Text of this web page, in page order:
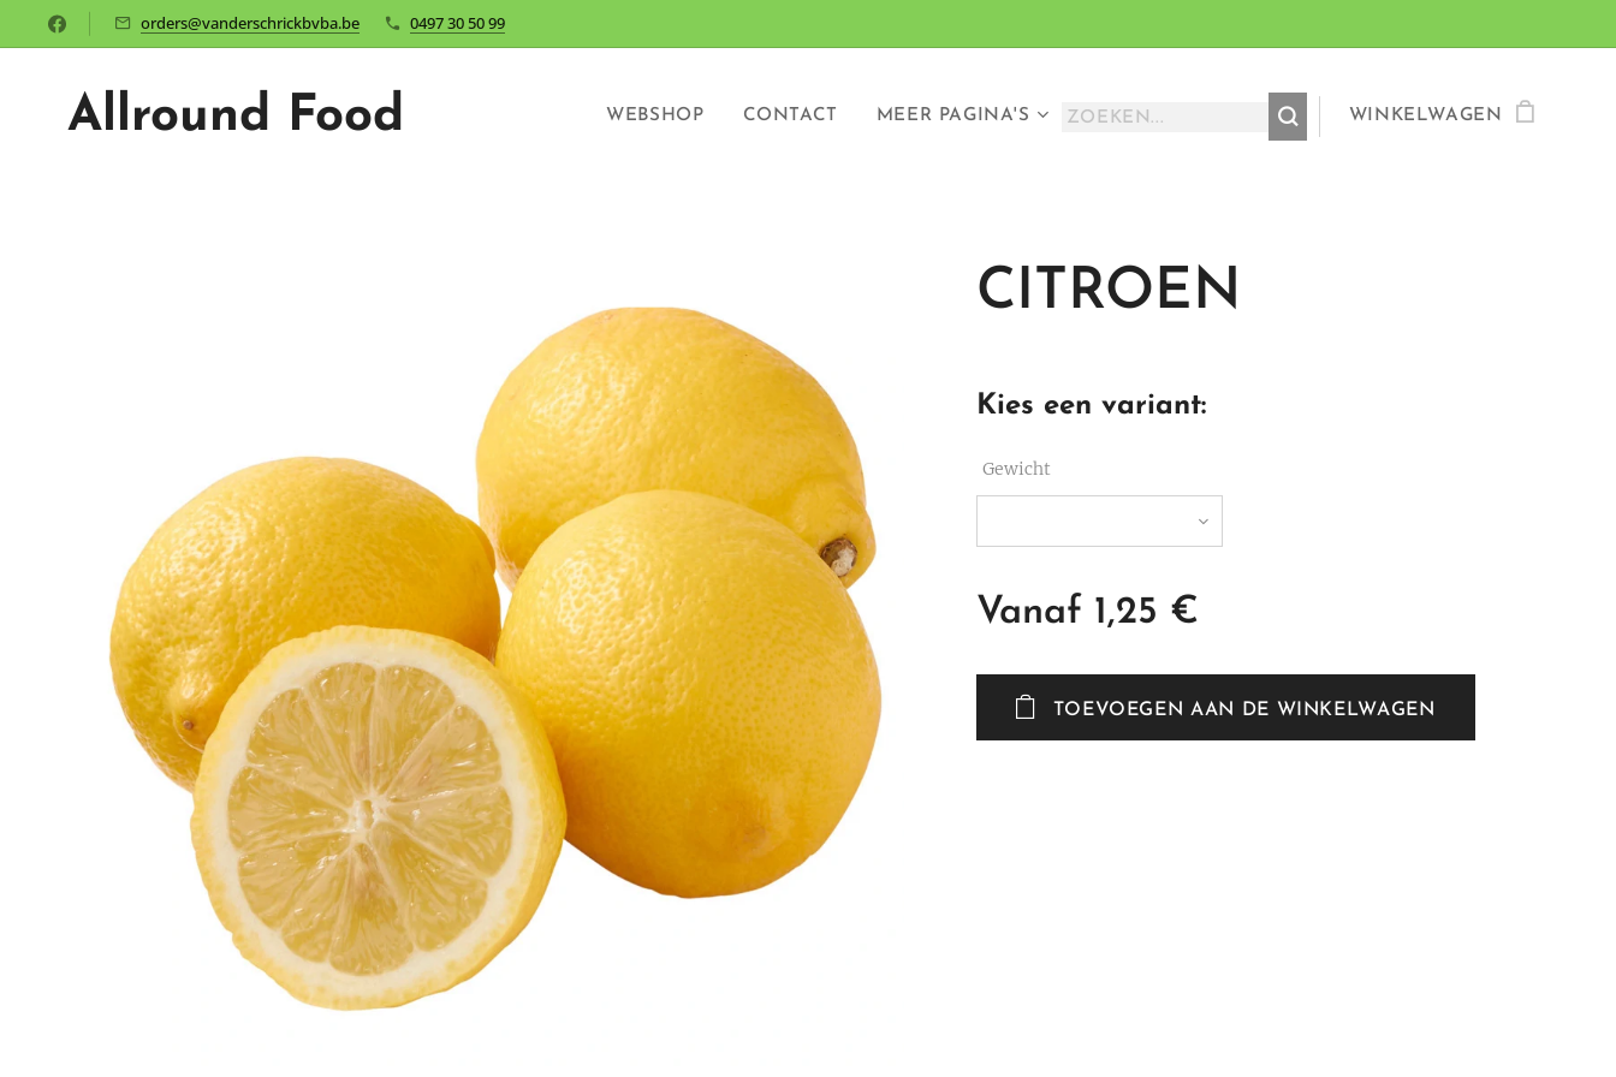
orders@vanderschrickbvba.be 0497 30 50 99
Allround Food WEBSHOP CONTACT MEER PAGINA'S WINKELWAGEN
CITROEN
Kies een variant:
Gewicht
Vanaf 1,25 €
TOEVOEGEN AAN DE WINKELWAGEN